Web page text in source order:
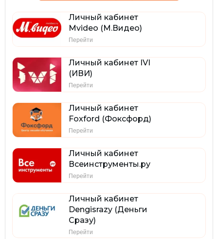
Личный кабинет
Mvideo (М.Видео)
Перейти
Личный кабинет IVI
(ИВИ)
Перейти
Личный кабинет
Foxford (Фоксфорд)
Перейти
Личный кабинет
Всеинструменты.ру
Перейти
Личный кабинет
Dengisrazy (Деньги
Сразу)
Перейти